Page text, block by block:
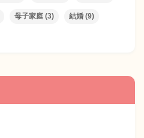
母子家庭 (3) 結婚 (9)